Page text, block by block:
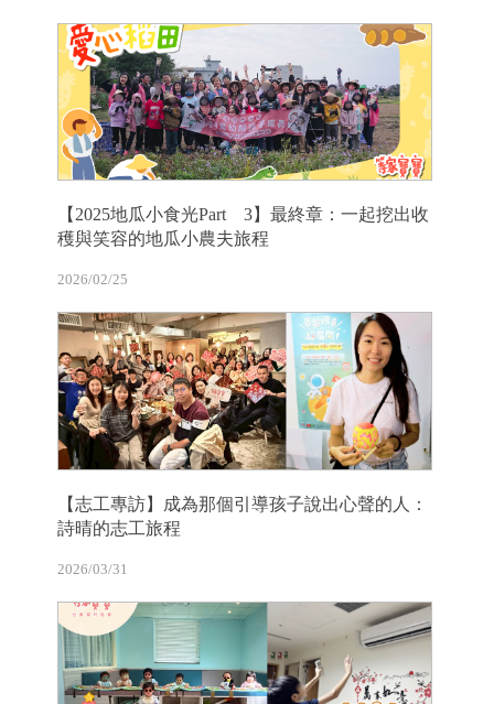
【2025地瓜小食光Part 3】最終章：一起挖出收
穫與笑容的地瓜小農夫旅程
2026/02/25
【志工專訪】成為那個引導孩子說出心聲的人：
詩晴的志工旅程
2026/03/31